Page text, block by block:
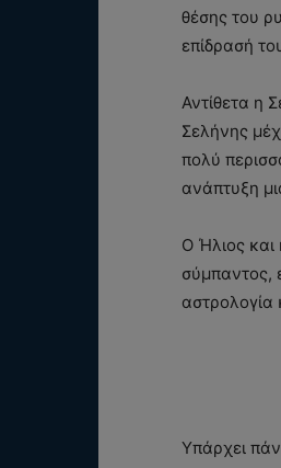
θέσης του
επίδρασή
Αντίθετα η
Σελήνης
πολύ
ανάπτυξη
Ο Ήλιος και
σύμπαντος,
αστρολογία
Υπάρχει